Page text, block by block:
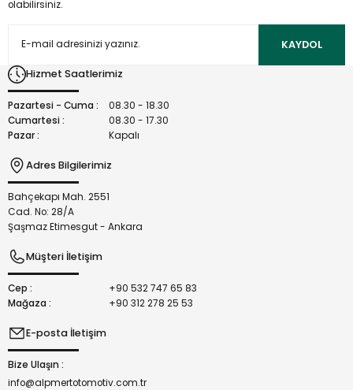
Ürün açıklamasında eksik bilgiler bulunuyor.
Bu ürüne benzer farklı alternatifler olmalı.
olabilirsiniz.
KAYDOL
Hizmet Saatlerimiz
Pazartesi - Cuma :
08.30 - 18.30
Cumartesi :
08.30 - 17.30
Pazar :
Kapalı
Adres Bilgilerimiz
Bahçekapı Mah. 2551
Cad. No: 28/A
Şaşmaz Etimesgut - Ankara
Müşteri İletişim
Cep :
+90 532 747 65 83
Mağaza :
+90 312 278 25 53
E-posta İletişim
Bize Ulaşın :
info@alpmertotomotiv.com.tr